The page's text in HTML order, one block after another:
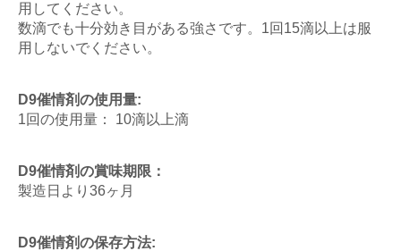
用してください。
数滴でも十分効き目がある強さです。1回15滴以上は服
用しないでください。
D9催情剤の使用量:
1回の使用量： 10滴以上滴
D9催情剤の賞味期限：
製造日より36ヶ月
D9催情剤の保存方法: